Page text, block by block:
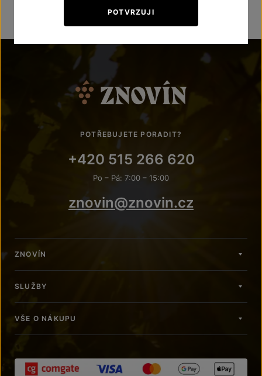
POTŘEBUJETE PORADIT?
+420 515 266 620
Po – Pá: 7:00 – 15:00
znovin@znovin.cz
ZNOVÍN
SLUŽBY
VŠE O NÁKUPU
POTVRZUJI